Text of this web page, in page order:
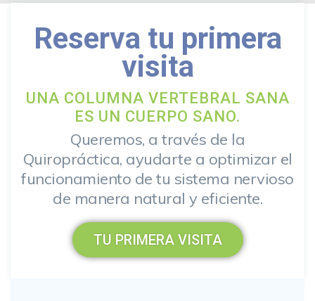
Reserva tu primera
visita
UNA COLUMNA VERTEBRAL SANA
ES UN CUERPO SANO.
Queremos, a través de la
Quiropráctica, ayudarte a optimizar el
funcionamiento de tu sistema nervioso
de manera natural y eficiente.
TU PRIMERA VISITA